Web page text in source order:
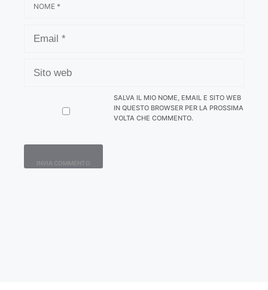
WEB
SALVA IL MIO NOME, EMAIL E SITO WEB
IN QUESTO BROWSER PER LA PROSSIMA
VOLTA CHE COMMENTO.